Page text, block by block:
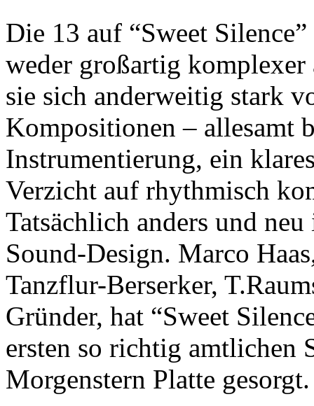
Die 13 auf “Sweet
weder großartig komplexer
sie sich anderweitig stark
Kompositionen – allesamt
Instrumentierung, ein
Verzicht auf rhythmisch
Tatsächlich anders und
Sound-Design. Marco
Tanzflur-Berserker,
Gründer, hat “Sweet
ersten so richtig amtlichen
Morgenstern Platte gesorgt.